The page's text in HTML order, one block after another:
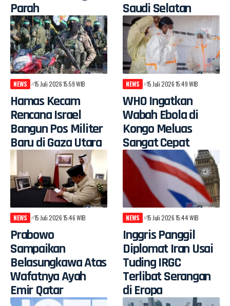
Parah
Saudi Selatan
NEWS 15 Juli 2026 15:59 WIB
Hamas Kecam
Rencana Israel
Bangun Pos Militer
Baru di Gaza Utara
NEWS 15 Juli 2026 15:49 WIB
WHO Ingatkan
Wabah Ebola di
Kongo Meluas
Sangat Cepat
NEWS 15 Juli 2026 15:46 WIB
Prabowo
Sampaikan
Belasungkawa Atas
Wafatnya Ayah
Emir Qatar
NEWS 15 Juli 2026 15:44 WIB
Inggris Panggil
Diplomat Iran Usai
Tuding IRGC
Terlibat Serangan
di Eropa